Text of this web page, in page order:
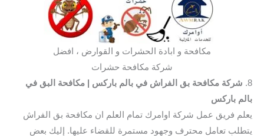
مكافحة و ابادة الحشرات و القوارض ، افضل
شركة مكافحة حشرات
8. شركة مكافحة بق الفراش في بالم باركس | مكافحة البق في
بالم باركس
يعلم فريق عمل شركة اوامرك تمام العلم ان مكافحة بق الفراش
يتطلب تعامل محترف وجهود مستمرة للقضاء عليها. إليك بعض